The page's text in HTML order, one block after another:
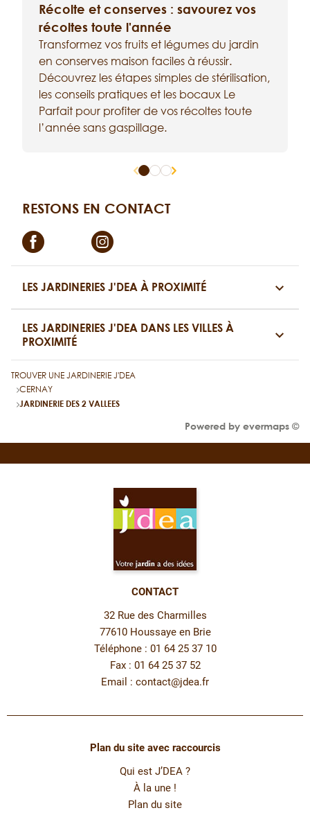
Récolte et conserves : savourez vos
récoltes toute l'année
Transformez vos fruits et légumes du jardin
en conserves maison faciles à réussir.
Découvrez les étapes simples de stérilisation,
les conseils pratiques et les bocaux Le
Parfait pour profiter de vos récoltes toute
l’année sans gaspillage.
RESTONS EN CONTACT
Facebook Instagram
LES JARDINERIES J'DEA À PROXIMITÉ
LES JARDINERIES J'DEA DANS LES VILLES À
PROXIMITÉ
TROUVER UNE JARDINERIE J'DEA
CERNAY
JARDINERIE DES 2 VALLEES
Powered by evermaps ©
CONTACT
32 Rue des Charmilles
77610 Houssaye en Brie
Téléphone : 01 64 25 37 10
Fax : 01 64 25 37 52
Email : contact@jdea.fr
Plan du site avec raccourcis
Qui est J’DEA ?
À la une !
Plan du site